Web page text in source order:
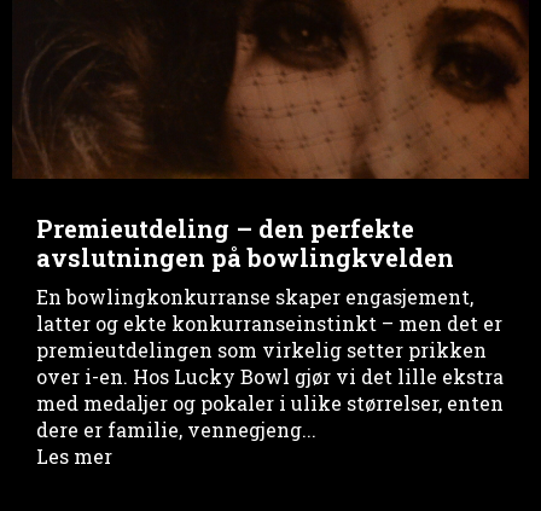
Premieutdeling – den perfekte
avslutningen på bowlingkvelden
En bowlingkonkurranse skaper engasjement,
latter og ekte konkurranseinstinkt – men det er
premieutdelingen som virkelig setter prikken
over i-en. Hos Lucky Bowl gjør vi det lille ekstra
med medaljer og pokaler i ulike størrelser, enten
dere er familie, vennegjeng...
Les mer